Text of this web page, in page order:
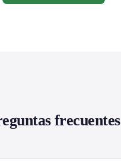
frecuentes